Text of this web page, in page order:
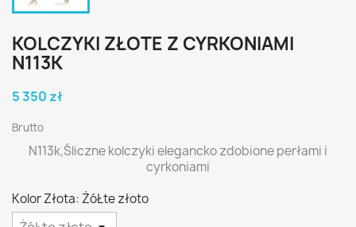
KOLCZYKI ZŁOTE Z CYRKONIAMI
N113K
5 350 zł
Brutto
N113k,Śliczne kolczyki elegancko zdobione perłami i
cyrkoniami
Kolor Złota: ŻóŁte złoto